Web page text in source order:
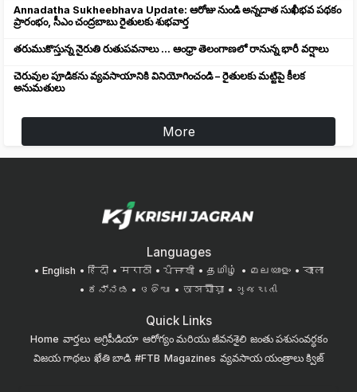
Annadatha Sukheebhava Update: ఆరోజు నుండి అన్నదాత సుఖీభవ పథకం
ప్రారంభం, సీఎం చంద్రబాబు రైతులకు శుభవార్త
తరుముకొస్తున్న నైరుతి రుతుపవనాలు ... ఆంధ్రా తెలంగాణలో రానున్న భారీ వర్షాలు
చెరువుల పూడికను వ్యవసాయానికి వినియోగించండి – రైతులకు మట్టిపై కీలక
అనుమతులు
More
Languages
English हिंदी मराठी ਪੰਜਾਬੀ தமிழ் മലയാളം
বাংলা
ಕನ್ನಡ
ଓଡିଆ অসমীয়া ગુજરાતી
Quick Links
Home వార్తలు అగ్రిపీడియా ఆరోగ్యం మరియు జీవనశైలి జంతు పశుసంవర్ధకం
విజయ గాథలు ఖేతి బాడి #FTB Magazines వ్యవసాయ యంత్రాలు క్విజ్